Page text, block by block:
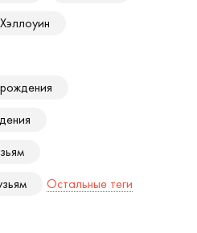
Остальные теги